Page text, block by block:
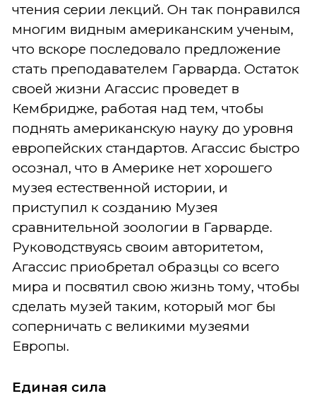
чтения серии лекций. Он так понравился
многим видным американским ученым,
что вскоре последовало предложение
стать преподавателем Гарварда. Остаток
своей жизни Агассис проведет в
Кембридже, работая над тем, чтобы
поднять американскую науку до уровня
европейских стандартов. Агассис быстро
осознал, что в Америке нет хорошего
музея естественной истории, и
приступил к созданию Музея
сравнительной зоологии в Гарварде.
Руководствуясь своим авторитетом,
Агассис приобретал образцы со всего
мира и посвятил свою жизнь тому, чтобы
сделать музей таким, который мог бы
соперничать с великими музеями
Европы.
Единая сила